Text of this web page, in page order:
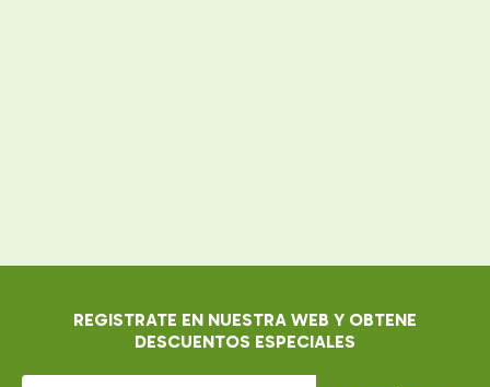
REGISTRATE EN NUESTRA WEB Y OBTENE
DESCUENTOS ESPECIALES